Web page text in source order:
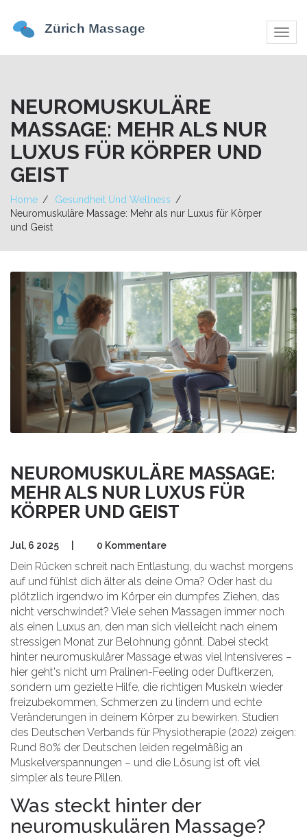
NEUROMUSKULÄRE
MASSAGE: MEHR ALS NUR
LUXUS FÜR KÖRPER UND
GEIST
Home
Gesundheit Und Wellness
Neuromuskuläre Massage: Mehr als nur Luxus für Körper
und Geist
NEUROMUSKULÄRE MASSAGE:
MEHR ALS NUR LUXUS FÜR
KÖRPER UND GEIST
Jul, 6 2025 0 Kommentare
Dein Rücken schreit nach Entlastung, du wachst morgens
auf und fühlst dich älter als deine Oma? Oder hast du
plötzlich irgendwo im Körper ein dumpfes Ziehen, das
nicht verschwindet? Viele sehen Massagen immer noch
als einen Luxus an, den man sich vielleicht nach einem
stressigen Monat zur Belohnung gönnt. Dabei steckt
hinter neuromuskulärer Massage etwas viel Intensiveres –
hier geht's nicht um Pralinen-Feeling oder Duftkerzen,
sondern um gezielte Hilfe, die richtigen Muskeln wieder
freizubekommen, Schmerzen zu lindern und echte
Veränderungen in deinem Körper zu bewirken. Studien
des Deutschen Verbands für Physiotherapie (2022) zeigen:
Rund 80% der Deutschen leiden regelmäßig an
Muskelverspannungen – und die Lösung ist oft viel
simpler als teure Pillen.
Was steckt hinter der
neuromuskulären Massage?